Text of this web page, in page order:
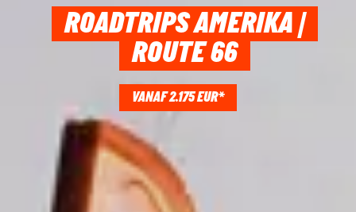
ROADTRIPS AMERIKA |
ROUTE 66
VANAF 2.175 EUR*